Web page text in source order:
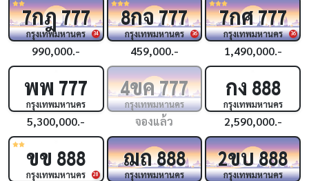
34
7กฎ777
กรุงเทพมหานคร
990,000.-
36
8กจ777
กรุงเทพมหานคร
459,000.-
36
7กศ777
กรุงเทพมหานคร
1,490,000.-
พพ 777
กรุงเทพมหานคร
5,300,000.-
4ขค777
กรุงเทพมหานคร
จองแล้ว
กง 888
กรุงเทพมหานคร
2,590,000.-
28
ขข 888
กรุงเทพมหานคร
ฌถ888
กรุงเทพมหานคร
2ขบ888
กรุงเทพมหานคร